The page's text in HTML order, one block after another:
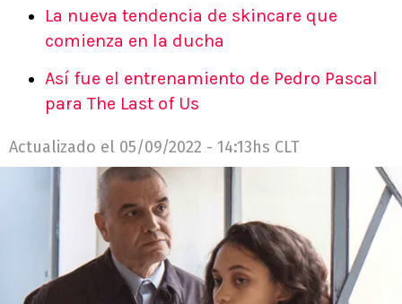
La nueva tendencia de skincare que
comienza en la ducha
Así fue el entrenamiento de Pedro Pascal
para The Last of Us
Actualizado el 05/09/2022 - 14:13hs CLT